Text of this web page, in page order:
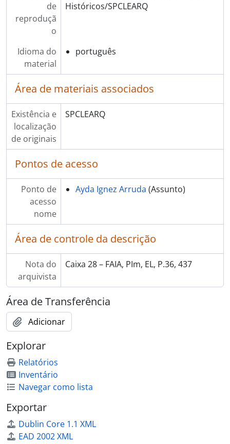
de
reproduçã
o
Históricos/SPCLEARQ
Idioma do
material
português
Área de materiais associados
Existência e
localização
de originais
SPCLEARQ
Pontos de acesso
Ponto de
acesso
nome
Ayda Ignez Arruda (Assunto)
Área de controle da descrição
Nota do
arquivista
Caixa 28 – FAIA, PIm, EL, P.36, 437
Área de Transferência
Adicionar
Explorar
Relatórios
Inventário
Navegar como lista
Exportar
Dublin Core 1.1 XML
EAD 2002 XML